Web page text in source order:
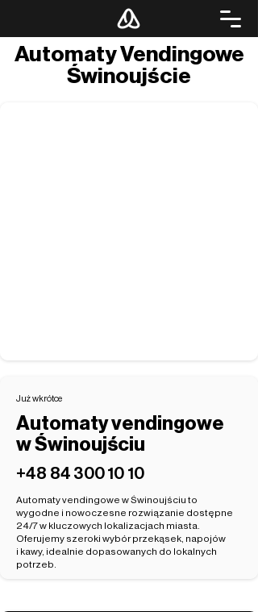
Automaty Vendingowe
Świnoujście
Już wkrótce
Automaty vendingowe
w Świnoujściu
‭+48 84 300 10 10‬
Automaty vendingowe w Świnoujściu to
wygodne i nowoczesne rozwiązanie dostępne
24/7 w kluczowych lokalizacjach miasta.
Oferujemy szeroki wybór przekąsek, napojów
i kawy, idealnie dopasowanych do lokalnych
potrzeb.